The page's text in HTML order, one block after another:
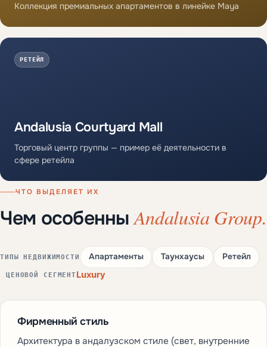
Коллекция премиальных апартаментов в линейке Maya
РЕТЕЙЛ
Andalusia Courtyard Mall
Торговый центр группы — пример её деятельности в
сфере ретейла
ЧТО ВЫДЕЛЯЕТ ИХ
Чем особенныAndalusia Group.
ТИПЫ НЕДВИЖИМОСТИ Апартаменты Таунхаусы Ретейл
ЦЕНОВОЙ СЕГМЕНТ Luxury
Фирменный стиль
Архитектура в андалузском стиле (свет, внутренние